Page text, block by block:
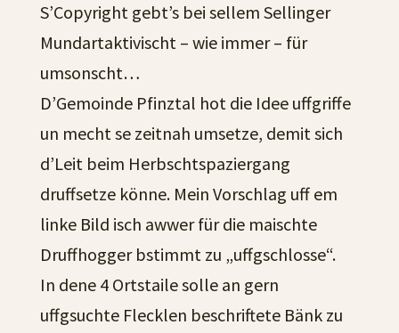
S’Copyright gebt’s bei sellem Sellinger
Mundartaktivischt – wie immer – für
umsonscht…
D’Gemoinde Pfinztal hot die Idee uffgriffe
un mecht se zeitnah umsetze, demit sich
d’Leit beim Herbschtspaziergang
druffsetze könne. Mein Vorschlag uff em
linke Bild isch awwer für die maischte
Druffhogger bstimmt zu „uffgschlosse“.
In dene 4 Ortstaile solle an gern
uffgsuchte Flecklen beschriftete Bänk zu